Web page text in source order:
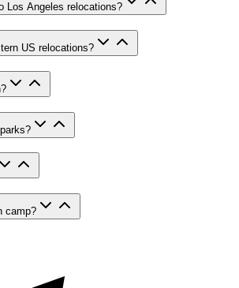
Los Angeles relocations?
US relocations?
camp?